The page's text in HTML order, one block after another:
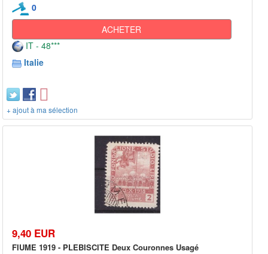
0
ACHETER
IT - 48***
Italie
+ ajout à ma sélection
9,40 EUR
FIUME 1919 - PLEBISCITE Deux Couronnes Usagé